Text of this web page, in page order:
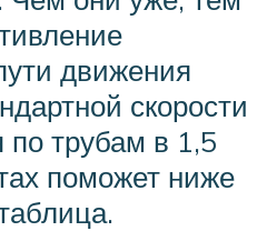
движения
скорости
трубам в 1,5
поможет ниже